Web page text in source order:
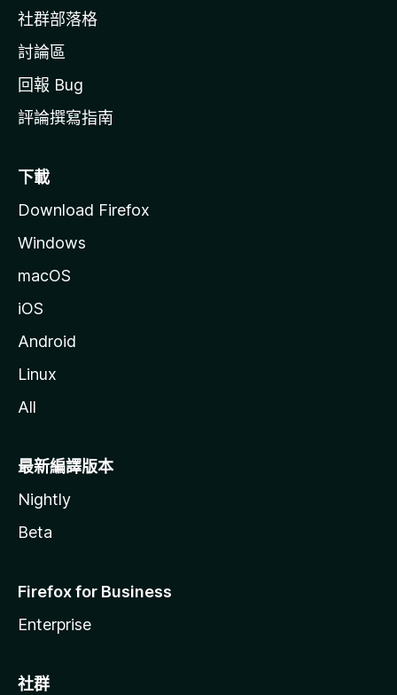
社群部落格
討論區
回報 Bug
評論撰寫指南
下載
Download Firefox
Windows
macOS
iOS
Android
Linux
All
最新編譯版本
Nightly
Beta
Firefox for Business
Enterprise
社群